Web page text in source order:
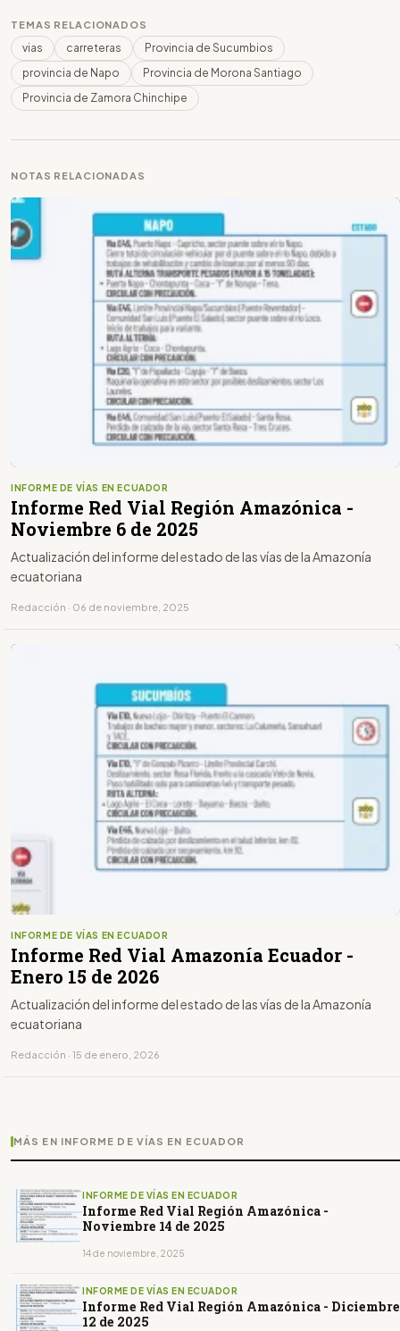
TEMAS RELACIONADOS
vias carreteras
Provincia de Sucumbios
provincia de Napo
Provincia de Morona Santiago
Provincia de Zamora Chinchipe
NOTAS RELACIONADAS
INFORME DE VÍAS EN ECUADOR
Informe Red Vial Región Amazónica -
Noviembre 6 de 2025
Actualización del informe del estado de las vías de la Amazonía
ecuatoriana
Redacción · 06 de noviembre, 2025
INFORME DE VÍAS EN ECUADOR
Informe Red Vial Amazonía Ecuador -
Enero 15 de 2026
Actualización del informe del estado de las vías de la Amazonía
ecuatoriana
Redacción · 15 de enero, 2026
MÁS EN INFORME DE VÍAS EN ECUADOR
INFORME DE VÍAS EN ECUADOR
Informe Red Vial Región Amazónica -
Noviembre 14 de 2025
14 de noviembre, 2025
INFORME DE VÍAS EN ECUADOR
Informe Red Vial Región Amazónica - Diciembre
12 de 2025